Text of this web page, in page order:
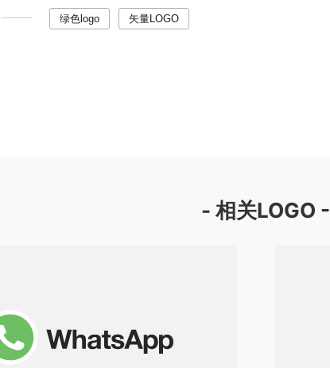
绿色logo 矢量LOGO
- 相关LOGO -